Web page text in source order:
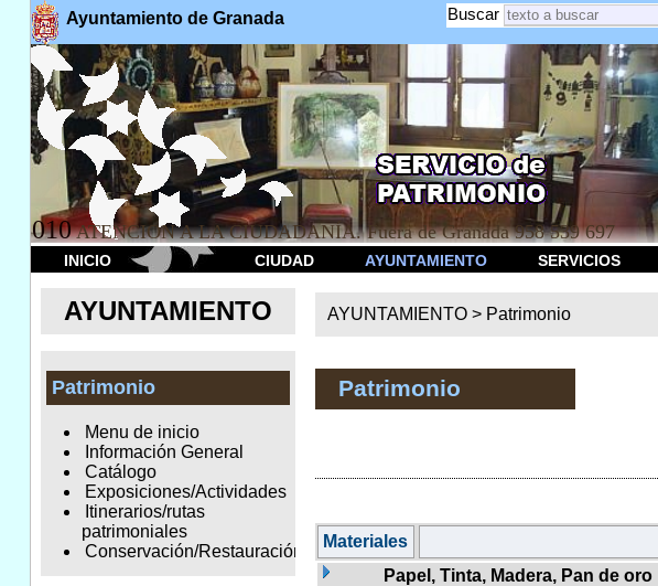
Ayuntamiento de Granada Buscar
010 ATENCION A LA CIUDADANÍA. Fuera de Granada 958 539 697
INICIO CIUDAD AYUNTAMIENTO SERVICIOS
AYUNTAMIENTO
Patrimonio
Menu de inicio
Información General
Catálogo
Exposiciones/Actividades
Itinerarios/rutas
patrimoniales
Conservación/Restauración
AYUNTAMIENTO > Patrimonio
Patrimonio
Materiales
Papel, Tinta, Madera, Pan de oro